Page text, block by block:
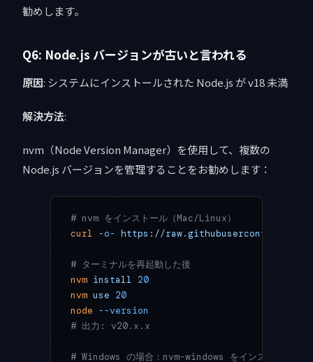
勧めします。
Q6: Node.js バージョンが古いと言われる
原因: システムにインストールされた Node.js が v18 未満
解決方法:
nvm（Node Version Manager）を使用して、複数の
Node.js バージョンを管理することをお勧めします：
# nvm をインストール（Mac/Linux）
curl -o- https://
# ターミナルを再起動した後
nvm install 20
nvm use 20
node --version
# 出力: v20.x.x
# Windows の場合：nvm-windows をインストール